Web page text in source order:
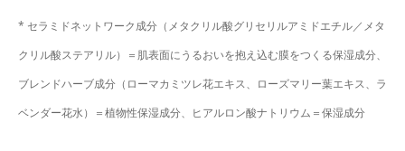
* セラミドネットワーク成分（メタクリル酸グリセリルアミドエチル／メタ
クリル酸ステアリル）＝肌表面にうるおいを抱え込む膜をつくる保湿成分、
ブレンドハーブ成分（ローマカミツレ花エキス、ローズマリー葉エキス、ラ
ベンダー花水）＝植物性保湿成分、ヒアルロン酸ナトリウム＝保湿成分